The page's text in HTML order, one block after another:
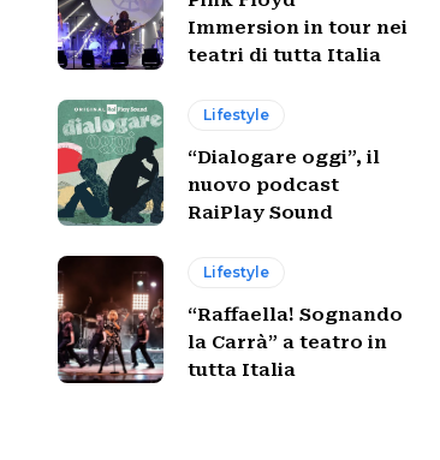
Immersion in tour nei
teatri di tutta Italia
Lifestyle
“Dialogare oggi”, il
nuovo podcast
RaiPlay Sound
Lifestyle
“Raffaella! Sognando
la Carrà” a teatro in
tutta Italia